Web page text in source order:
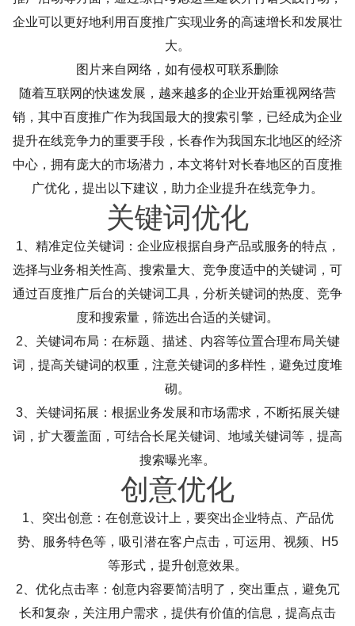
企业可以更好地利用百度推广实现业务的高速增长和发展壮
大。
图片来自网络，如有侵权可联系删除
随着互联网的快速发展，越来越多的企业开始重视网络营
销，其中百度推广作为我国最大的搜索引擎，已经成为企业
提升在线竞争力的重要手段，长春作为我国东北地区的经济
中心，拥有庞大的市场潜力，本文将针对长春地区的百度推
广优化，提出以下建议，助力企业提升在线竞争力。
关键词优化
1、精准定位关键词：企业应根据自身产品或服务的特点，
选择与业务相关性高、搜索量大、竞争度适中的关键词，可
通过百度推广后台的关键词工具，分析关键词的热度、竞争
度和搜索量，筛选出合适的关键词。
2、关键词布局：在标题、描述、内容等位置合理布局关键
词，提高关键词的权重，注意关键词的多样性，避免过度堆
砌。
3、关键词拓展：根据业务发展和市场需求，不断拓展关键
词，扩大覆盖面，可结合长尾关键词、地域关键词等，提高
搜索曝光率。
创意优化
1、突出创意：在创意设计上，要突出企业特点、产品优
势、服务特色等，吸引潜在客户点击，可运用、视频、H5
等形式，提升创意效果。
2、优化点击率：创意内容要简洁明了，突出重点，避免冗
长和复杂，关注用户需求，提供有价值的信息，提高点击